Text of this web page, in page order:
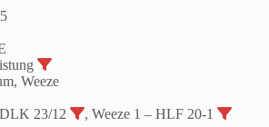
Weeze
23/12
, Weeze 1 – HLF 20-1